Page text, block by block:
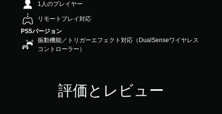
1人のプレイヤー
リモートプレイ対応
PS5バージョン
振動機能／トリガーエフェクト対応（DualSenseワイヤレス
コントローラー）
評価とレビュー